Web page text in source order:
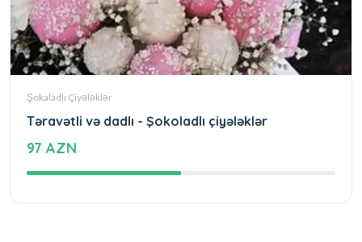
Şokaladlı Çiyələklər
Təravətli və dadlı - Şokoladlı çiyələklər
97 AZN